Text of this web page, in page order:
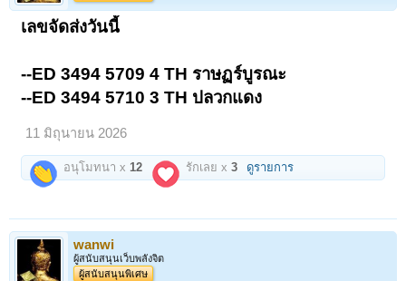
เลขจัดส่งวันนี้
--ED 3494 5709 4 TH ราษฏร์บูรณะ
--ED 3494 5710 3 TH ปลวกแดง
11 มิถุนายน 2026
อนุโมทนา x 12 รักเลย x3 ดูรายการ
wanwi
ผู้สนับสนุนเว็บพลังจิต
ผู้สนับสนุนพิเศษ